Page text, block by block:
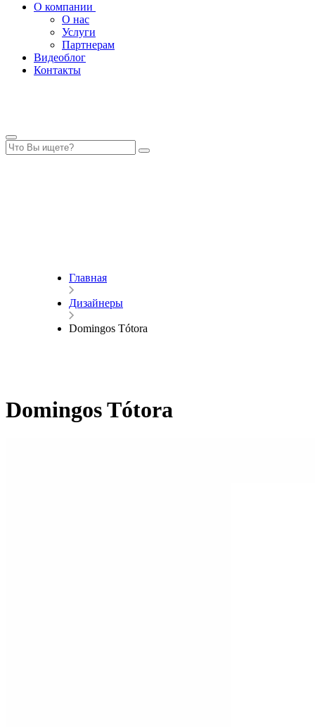
О компании
О нас
Услуги
Партнерам
Видеоблог
Контакты
Главная
Дизайнеры
Domingos Tótora
Domingos Tótora